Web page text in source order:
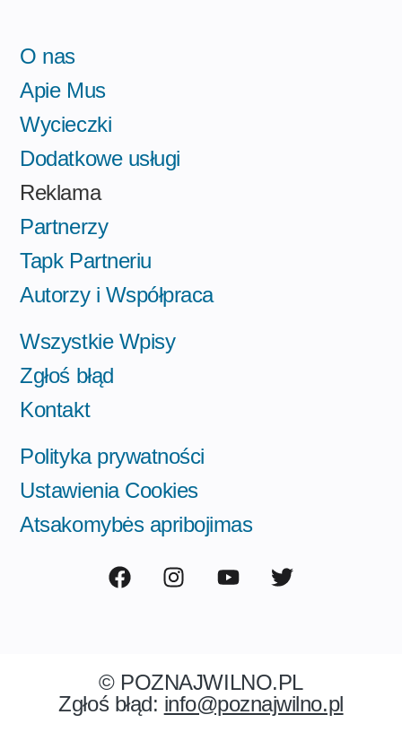
O nas
Apie Mus
Wycieczki
Dodatkowe usługi
Reklama
Partnerzy
Tapk Partneriu
Autorzy i Współpraca
Wszystkie Wpisy
Zgłoś błąd
Kontakt
Polityka prywatności
Ustawienia Cookies
Atsakomybės apribojimas
© POZNAJWILNO.PL
Zgłoś błąd: info@poznajwilno.pl